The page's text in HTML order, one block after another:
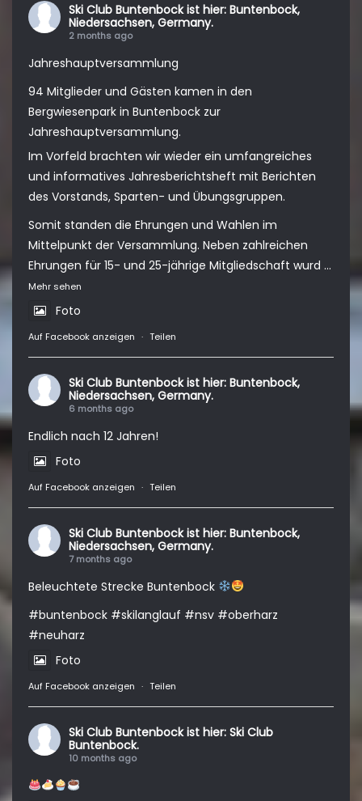
Ski Club Buntenbock ist hier: Buntenbock,
Niedersachsen, Germany.
2 months ago
Jahreshauptversammlung
94 Mitglieder und Gästen kamen in den
Bergwiesenpark in Buntenbock zur
Jahreshauptversammlung.
Im Vorfeld brachten wir wieder ein umfangreiches
und informatives Jahresberichtsheft mit Berichten
des Vorstands, Sparten- und Übungsgruppen.
Somit standen die Ehrungen und Wahlen im
Mittelpunkt der Versammlung. Neben zahlreichen
Ehrungen für 15- und 25-jährige Mitgliedschaft wurd ...
Mehr sehen
Foto
Auf Facebook anzeigen · Teilen
Ski Club Buntenbock ist hier: Buntenbock,
Niedersachsen, Germany.
6 months ago
Endlich nach 12 Jahren!
Foto
Auf Facebook anzeigen · Teilen
Ski Club Buntenbock ist hier: Buntenbock,
Niedersachsen, Germany.
7 months ago
Beleuchtete Strecke Buntenbock
#buntenbock #skilanglauf #nsv #oberharz
#neuharz
Foto
Auf Facebook anzeigen · Teilen
Ski Club Buntenbock ist hier: Ski Club
Buntenbock.
10 months ago